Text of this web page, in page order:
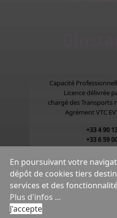
Capacité
Licence délivrée
chargé des Transports
Agrément VTC
+33 4 90
+33 6 59
© 2026
En poursuivant votre
dépôt de cookies tiers
services et des
Plus d'infos ...
J'accepte